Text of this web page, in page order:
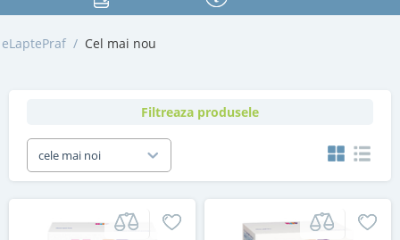
eLaptePraf / Cel mai nou
Filtreaza produsele
cele mai noi